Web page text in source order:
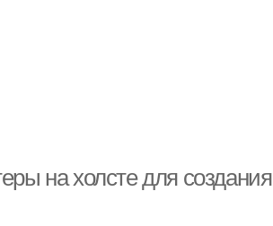
на холсте для создания